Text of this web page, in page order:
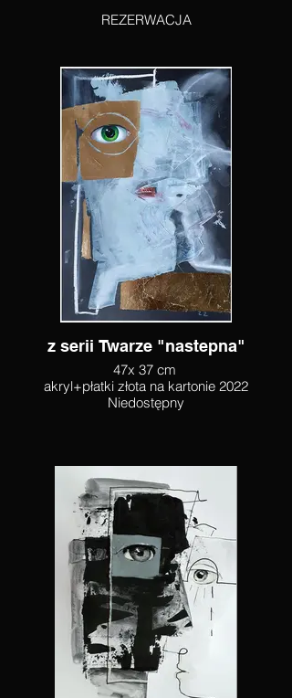
REZERWACJA
z serii Twarze "nastepna"
47x 37 cm
akryl+płatki złota na kartonie 2022
Niedostępny